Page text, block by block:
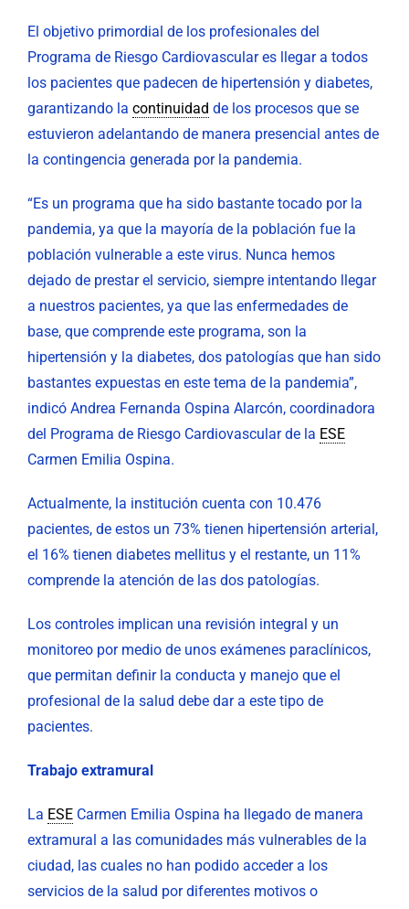
El objetivo primordial de los profesionales del
Programa de Riesgo Cardiovascular es llegar a todos
los pacientes que padecen de hipertensión y diabetes,
garantizando la continuidad de los procesos que se
estuvieron adelantando de manera presencial antes de
la contingencia generada por la pandemia.
“Es un programa que ha sido bastante tocado por la
pandemia, ya que la mayoría de la población fue la
población vulnerable a este virus. Nunca hemos
dejado de prestar el servicio, siempre intentando llegar
a nuestros pacientes, ya que las enfermedades de
base, que comprende este programa, son la
hipertensión y la diabetes, dos patologías que han sido
bastantes expuestas en este tema de la pandemia”,
indicó Andrea Fernanda Ospina Alarcón, coordinadora
del Programa de Riesgo Cardiovascular de la ESE
Carmen Emilia Ospina.
Actualmente, la institución cuenta con 10.476
pacientes, de estos un 73% tienen hipertensión arterial,
el 16% tienen diabetes mellitus y el restante, un 11%
comprende la atención de las dos patologías.
Los controles implican una revisión integral y un
monitoreo por medio de unos exámenes paraclínicos,
que permitan definir la conducta y manejo que el
profesional de la salud debe dar a este tipo de
pacientes.
Trabajo extramural
La ESE Carmen Emilia Ospina ha llegado de manera
extramural a las comunidades más vulnerables de la
ciudad, las cuales no han podido acceder a los
servicios de la salud por diferentes motivos o